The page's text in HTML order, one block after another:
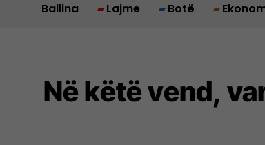
Ballina Lajme Botë
Në këtë vend,